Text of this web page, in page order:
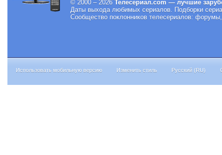
© 2000 – 2026 Телесериал.com — лучшие
Даты выхода любимых сериалов. Подборки
Сообщество поклонников телесериалов:
Использовать мобильную версию Изменить стиль Русский (RU)